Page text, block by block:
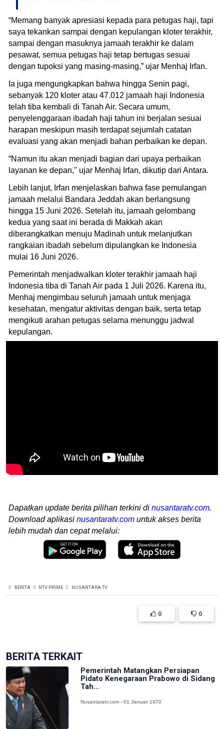
“Memang banyak apresiasi kepada para petugas haji, tapi
saya tekankan sampai dengan kepulangan kloter terakhir,
sampai dengan masuknya jamaah terakhir ke dalam
pesawat, semua petugas haji tetap bertugas sesuai
dengan tupoksi yang masing-masing,” ujar Menhaj Irfan.
Ia juga mengungkapkan bahwa hingga Senin pagi,
sebanyak 120 kloter atau 47.012 jamaah haji Indonesia
telah tiba kembali di Tanah Air. Secara umum,
penyelenggaraan ibadah haji tahun ini berjalan sesuai
harapan meskipun masih terdapat sejumlah catatan
evaluasi yang akan menjadi bahan perbaikan ke depan.
“Namun itu akan menjadi bagian dari upaya perbaikan
layanan ke depan," ujar Menhaj Irfan, dikutip dari Antara.
Lebih lanjut, Irfan menjelaskan bahwa fase pemulangan
jamaah melalui Bandara Jeddah akan berlangsung
hingga 15 Juni 2026. Setelah itu, jamaah gelombang
kedua yang saat ini berada di Makkah akan
diberangkatkan menuju Madinah untuk melanjutkan
rangkaian ibadah sebelum dipulangkan ke Indonesia
mulai 16 Juni 2026.
Pemerintah menjadwalkan kloter terakhir jamaah haji
Indonesia tiba di Tanah Air pada 1 Juli 2026. Karena itu,
Menhaj mengimbau seluruh jamaah untuk menjaga
kesehatan, mengatur aktivitas dengan baik, serta tetap
mengikuti arahan petugas selama menunggu jadwal
kepulangan.
Dapatkan update berita pilihan terkini di nusantaratv.com.
Download aplikasi nusantaratv.com untuk akses berita
lebih mudah dan cepat melalui:
BERITA NTV PRIME NUSANTARA TV
0 0
BERITA TERKAIT
Pemerintah Matangkan Persiapan
Pidato Kenegaraan Prabowo di Sidang
Tah...
Nusantaratv.com - 01 Januari 1970